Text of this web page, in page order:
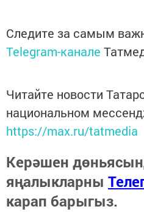
Следите за самым
Telegram-канале
Читайте новости
национальном
https://max.ru/tatmedia
Керәшен
яңалыкларны
карап барыгыз.